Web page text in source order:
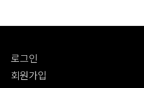
로그인
회원가입